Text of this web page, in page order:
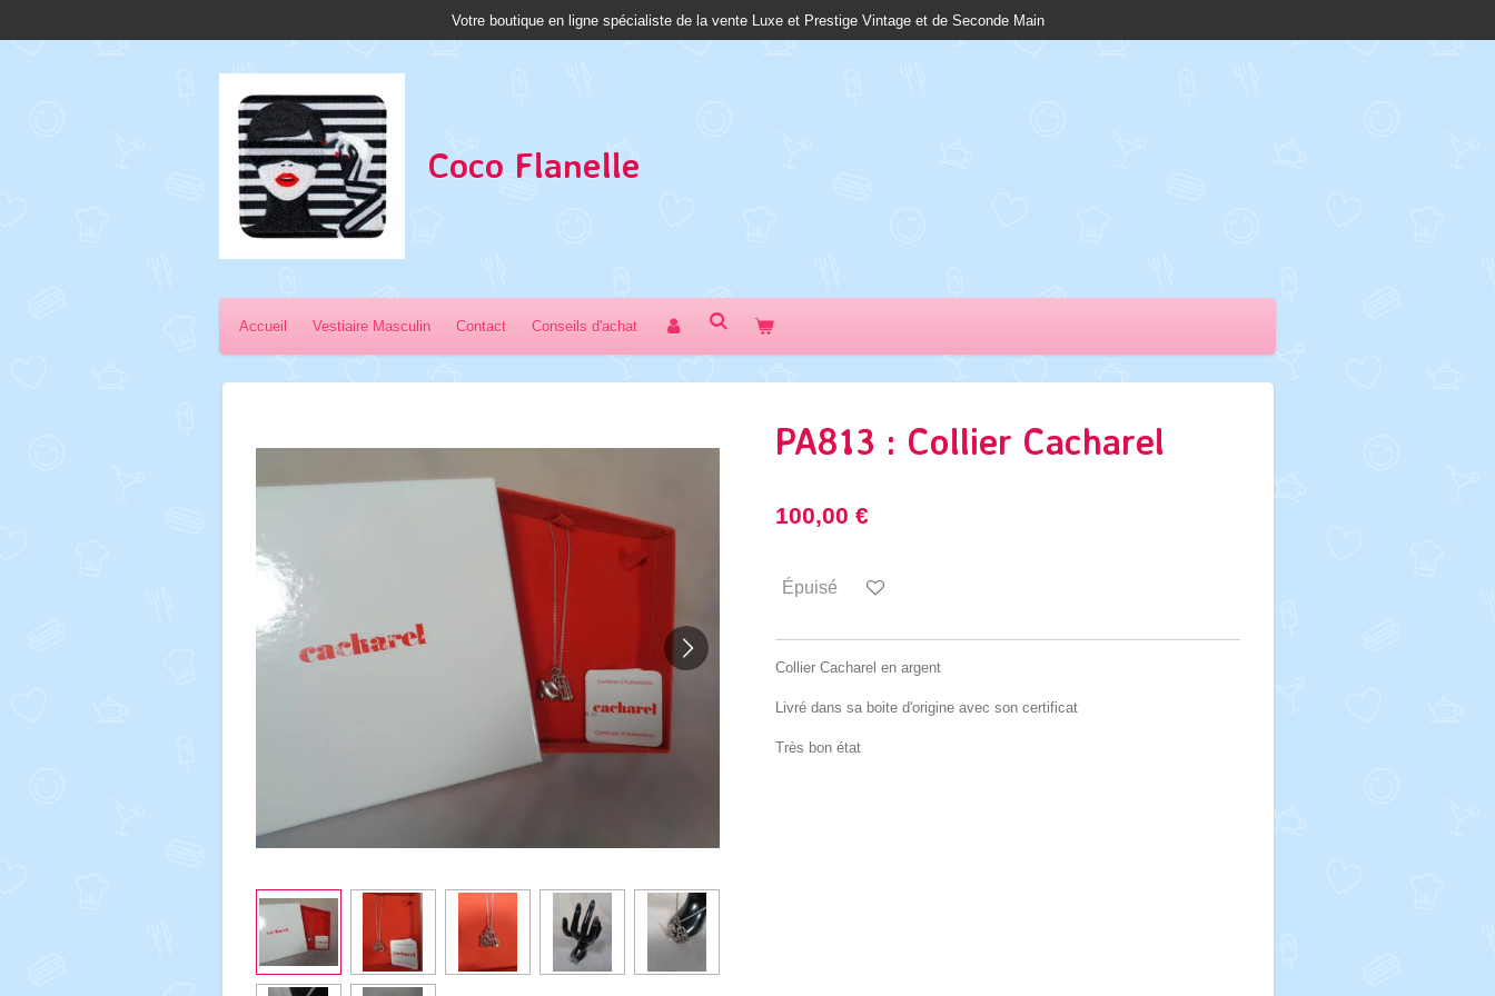
Votre boutique en ligne spécialiste de la vente Luxe et Prestige Vintage et de Seconde Main
Coco Flanelle
Accueil Vestiaire Masculin Contact Conseils d'achat
PA813 : Collier Cacharel
100,00 €
Épuisé
Collier Cacharel en argent
Livré dans sa boite d'origine avec son certificat
Très bon état